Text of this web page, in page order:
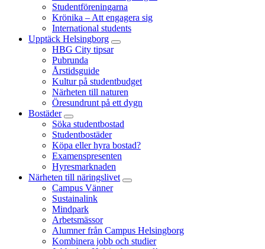
Studentföreningarna
Krönika – Att engagera sig
International students
Upptäck Helsingborg
HBG City tipsar
Pubrunda
Årstidsguide
Kultur på studentbudget
Närheten till naturen
Öresundrunt på ett dygn
Bostäder
Söka studentbostad
Studentbostäder
Köpa eller hyra bostad?
Examenspresenten
Hyresmarknaden
Närheten till näringslivet
Campus Vänner
Sustainalink
Mindpark
Arbetsmässor
Alumner från Campus Helsingborg
Kombinera jobb och studier